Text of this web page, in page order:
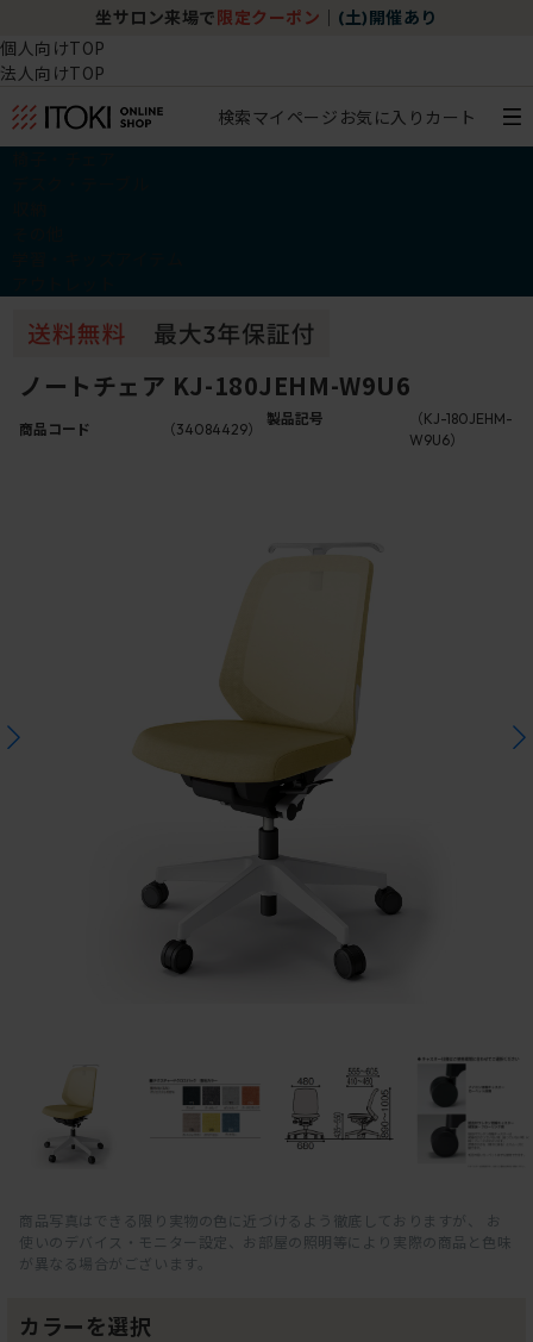
坐サロン来場で 限定クーポン (土)開催あり
個人向けTOP
法人向けTOP
検索マイページ お気に入り カート
ノートチェア KJ-180JEHM-W9U6
商品コード （34084429）
製品記号
（KJ-180JEHM-
W9U6）
商品写真はできる限り実物の色に近づけるよう徹底しておりますが、 お
使いのデバイス・モニター設定、お部屋の照明等により実際の商品と色味
が異なる場合がございます。
カラーを選択